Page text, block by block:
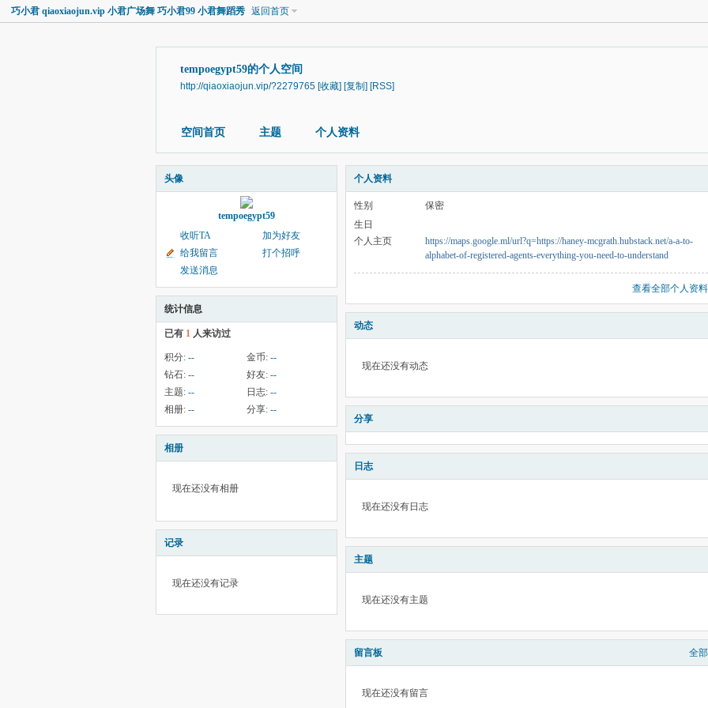
巧小君 qiaoxiaojun.vip 小君广场舞 巧小君99 小君舞蹈秀 返回首页
tempoegypt59的个人空间
http://qiaoxiaojun.vip/?2279765 [收藏] [复制] [RSS]
空间首页 主题 个人资料
头像
tempoegypt59
收听TA
加为好友
给我留言
打个招呼
发送消息
统计信息
已有 1 人来访过
积分: -- 金币: --
钻石: -- 好友: --
主题: -- 日志: --
相册: -- 分享: --
相册
现在还没有相册
记录
现在还没有记录
个人资料
性别
保密
生日
个人主页
https://maps.google.ml/url?q=https://haney-mcgrath.hubstack.net/a-a-to-
alphabet-of-registered-agents-everything-you-need-to-understand
查看全部个人资料
动态
现在还没有动态
分享
日志
现在还没有日志
主题
现在还没有主题
留言板 全部
现在还没有留言